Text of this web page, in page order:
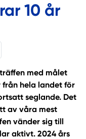
10 år
med målet
hela landet för
seglande. Det
av våra mest
vänder sig till
aktivt. 2024 års